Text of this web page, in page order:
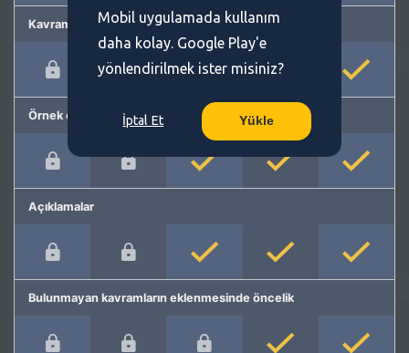
Kavram önerme
Örnek cümleler
Açıklamalar
Bulunmayan kavramların eklenmesinde öncelik
Mobil uygulamada kullanım
daha kolay. Google Play'e
yönlendirilmek ister misiniz?
İptal Et Yükle